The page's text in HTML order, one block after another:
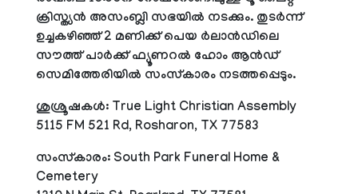
ക്രിസ്ത്യന്‍ അസംബ്ലി സഭയില്‍ നടക്കും. തുടര്‍ന്ന്
ഉച്ചകഴിഞ്ഞ് 2 മണിക്ക് പെയ ര്‍ലാന്‍ഡിലെ
സൗത്ത് പാര്‍ക്ക് ഫ്യൂണറല്‍ ഹോം ആന്‍ഡ്
സെമിത്തേരിയില്‍ സംസ്‌കാരം നടത്തപ്പെടും.
ശുശ്രൂഷകള്‍: True Light Christian Assembly
5115 FM 521 Rd, Rosharon, TX 77583
സംസ്‌കാരം: South Park Funeral Home &
Cemetery